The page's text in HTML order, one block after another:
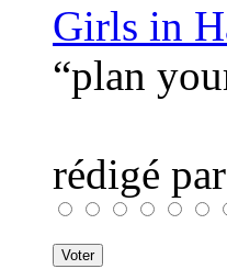
Girls in
“plan
rédigé par